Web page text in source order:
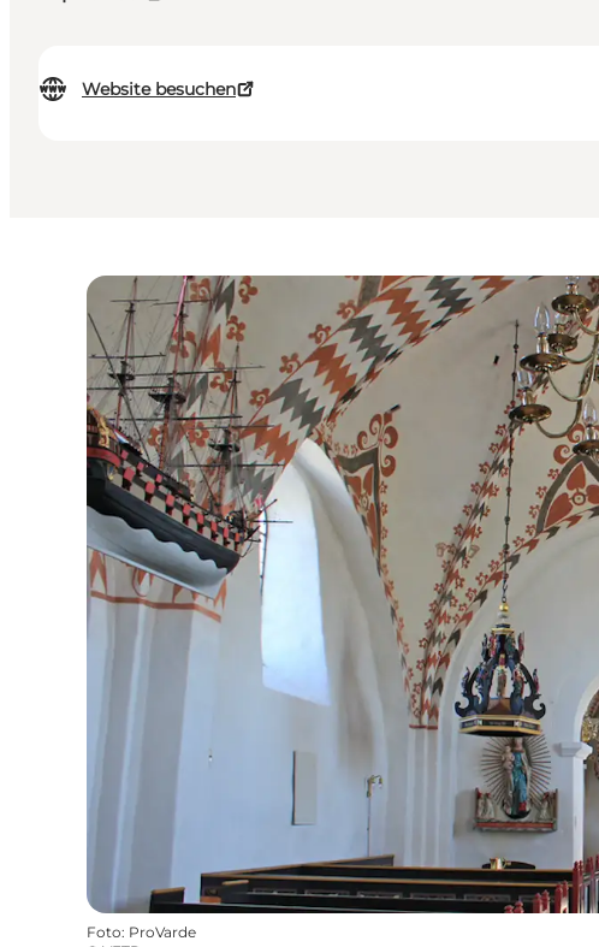
Website besuchen
Foto: ProVarde